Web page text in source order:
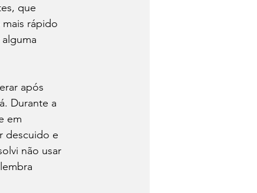
que
rápido
após
Durante a
em
descuido e
não usar